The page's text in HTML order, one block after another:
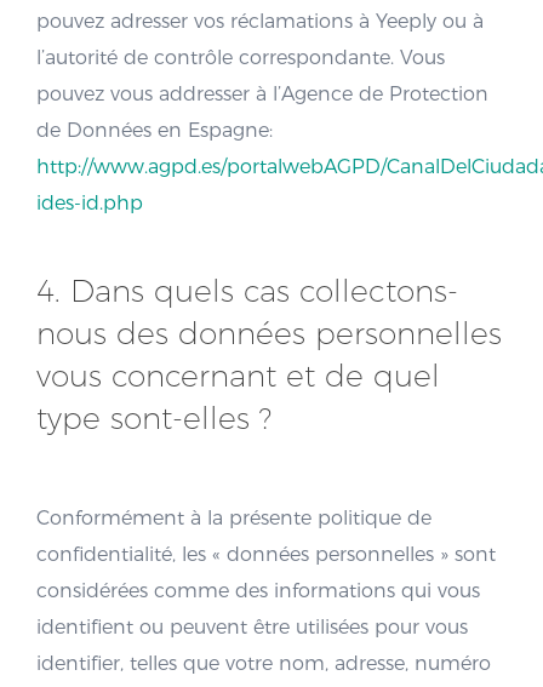
pouvez adresser vos réclamations à Yeeply ou à
l’autorité de contrôle correspondante. Vous
pouvez vous addresser à l’Agence de Protection
de Données en Espagne:
http://www.agpd.es/portalwebAGPD/
ides-id.php
4. Dans quels cas collectons-
nous des données personnelles
vous concernant et de quel
type sont-elles ?
Conformément à la présente politique de
confidentialité, les « données personnelles » sont
considérées comme des informations qui vous
identifient ou peuvent être utilisées pour vous
identifier, telles que votre nom, adresse, numéro